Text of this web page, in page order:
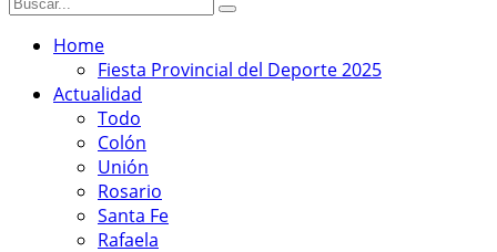
Home
Fiesta Provincial del Deporte 2025
Actualidad
Todo
Colón
Unión
Rosario
Santa Fe
Rafaela